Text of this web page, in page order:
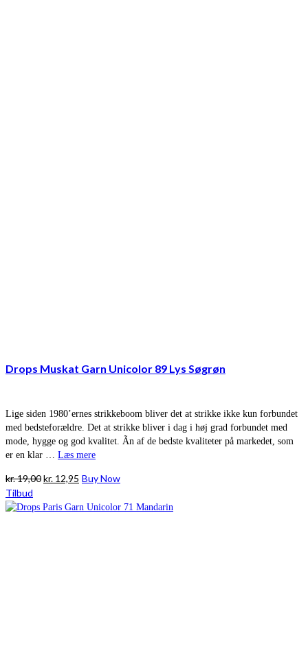
Drops Muskat Garn Unicolor 89 Lys Søgrøn
Lige siden 1980’ernes strikkeboom bliver det at strikke ikke kun forbundet
med bedsteforældre. Det at strikke bliver i dag i høj grad forbundet med
mode, hygge og god kvalitet. Ãn af de bedste kvaliteter på markedet, som
er en klar … Læs mere
kr.19,00Den
pris
kr. 12,95 Den
pris
Buy Now
Tilbud